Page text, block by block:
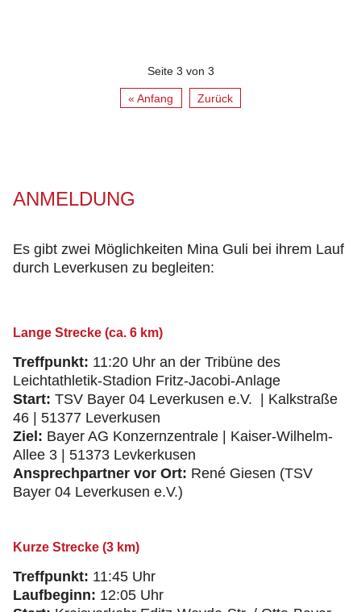
Seite 3 von 3
« Anfang Zurück
ANMELDUNG
Es gibt zwei Möglichkeiten Mina Guli bei ihrem Lauf
durch Leverkusen zu begleiten:
Lange Strecke (ca. 6 km)
Treffpunkt: 11:20 Uhr an der Tribüne des
Leichtathletik-Stadion Fritz-Jacobi-Anlage
Start: TSV Bayer 04 Leverkusen e.V. | Kalkstraße
46 | 51377 Leverkusen
Ziel: Bayer AG Konzernzentrale | Kaiser-Wilhelm-
Allee 3 | 51373 Levkerkusen
Ansprechpartner vor Ort: René Giesen (TSV
Bayer 04 Leverkusen e.V.)
Kurze Strecke (3 km)
Treffpunkt: 11:45 Uhr
Laufbeginn: 12:05 Uhr